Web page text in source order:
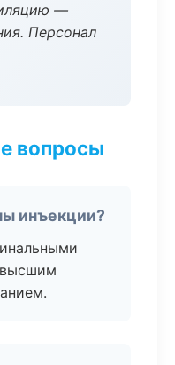
—
Персонал
вопросы
инъекции?
высшим